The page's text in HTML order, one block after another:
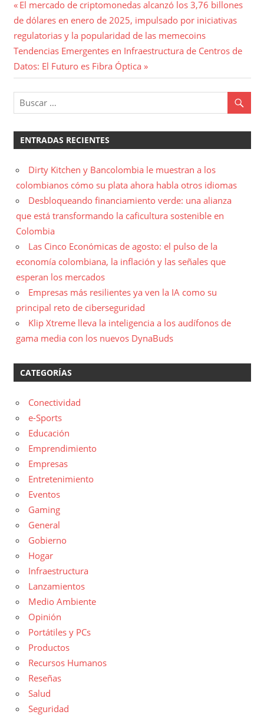
Navegación
de
entradas
Entrada
anterior:
El mercado de criptomonedas alcanzó los 3,76 billones
de dólares en enero de 2025, impulsado por iniciativas
regulatorias y la popularidad de las memecoins
Entrada
siguiente:
Tendencias Emergentes en Infraestructura de Centros de
Datos: El Futuro es Fibra Óptica
ENTRADAS RECIENTES
Dirty Kitchen y Bancolombia le muestran a los
colombianos cómo su plata ahora habla otros idiomas
Desbloqueando financiamiento verde: una alianza
que está transformando la caficultura sostenible en
Colombia
Las Cinco Económicas de agosto: el pulso de la
economía colombiana, la inflación y las señales que
esperan los mercados
Empresas más resilientes ya ven la IA como su
principal reto de ciberseguridad
Klip Xtreme lleva la inteligencia a los audífonos de
gama media con los nuevos DynaBuds
CATEGORÍAS
Conectividad
e-Sports
Educación
Emprendimiento
Empresas
Entretenimiento
Eventos
Gaming
General
Gobierno
Hogar
Infraestructura
Lanzamientos
Medio Ambiente
Opinión
Portátiles y PCs
Productos
Recursos Humanos
Reseñas
Salud
Seguridad